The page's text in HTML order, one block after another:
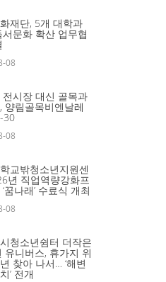
재단, 5개 대학과
서문화 확산 업무협
08
전시장 대신 골목과
양림골목비엔날레
30
08
교밖청소년지원센
년 직업역량강화프
꿈나래’ 수료식 개최
08
청소년쉼터 더작은
유니버스, 휴가지 위
찾아 나서… ‘해변
’ 전개